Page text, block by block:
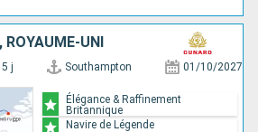
ROYAUME-UNI
5 j Southampton 01/10/2027
Élégance & Raffinement
Britannique
Navire de Légende